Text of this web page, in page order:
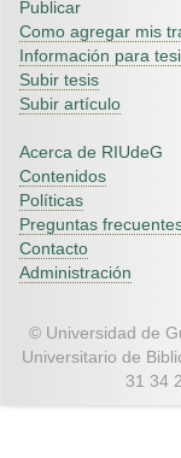
Publicar
Como agregar mis
Información para
Subir tesis
Subir artículo
Acerca de RIUdeG
Contenidos
Políticas
Preguntas
Contacto
Administración
© Universidad de
Universitario de
31 34